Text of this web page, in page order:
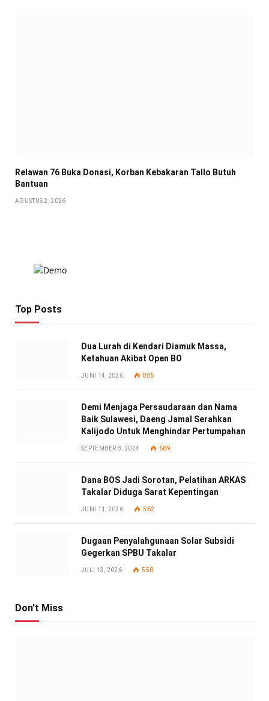
Relawan 76 Buka Donasi, Korban Kebakaran Tallo Butuh
Bantuan
AGUSTUS 2, 2026
Top Posts
Dua Lurah di Kendari Diamuk Massa,
Ketahuan Akibat Open BO
JUNI 14, 2026 885
Demi Menjaga Persaudaraan dan Nama
Baik Sulawesi, Daeng Jamal Serahkan
Kalijodo Untuk Menghindar Pertumpahan
SEPTEMBER 8, 2024 689
Dana BOS Jadi Sorotan, Pelatihan ARKAS
Takalar Diduga Sarat Kepentingan
JUNI 11, 2026 562
Dugaan Penyalahgunaan Solar Subsidi
Gegerkan SPBU Takalar
JULI 13, 2026 550
Don't Miss